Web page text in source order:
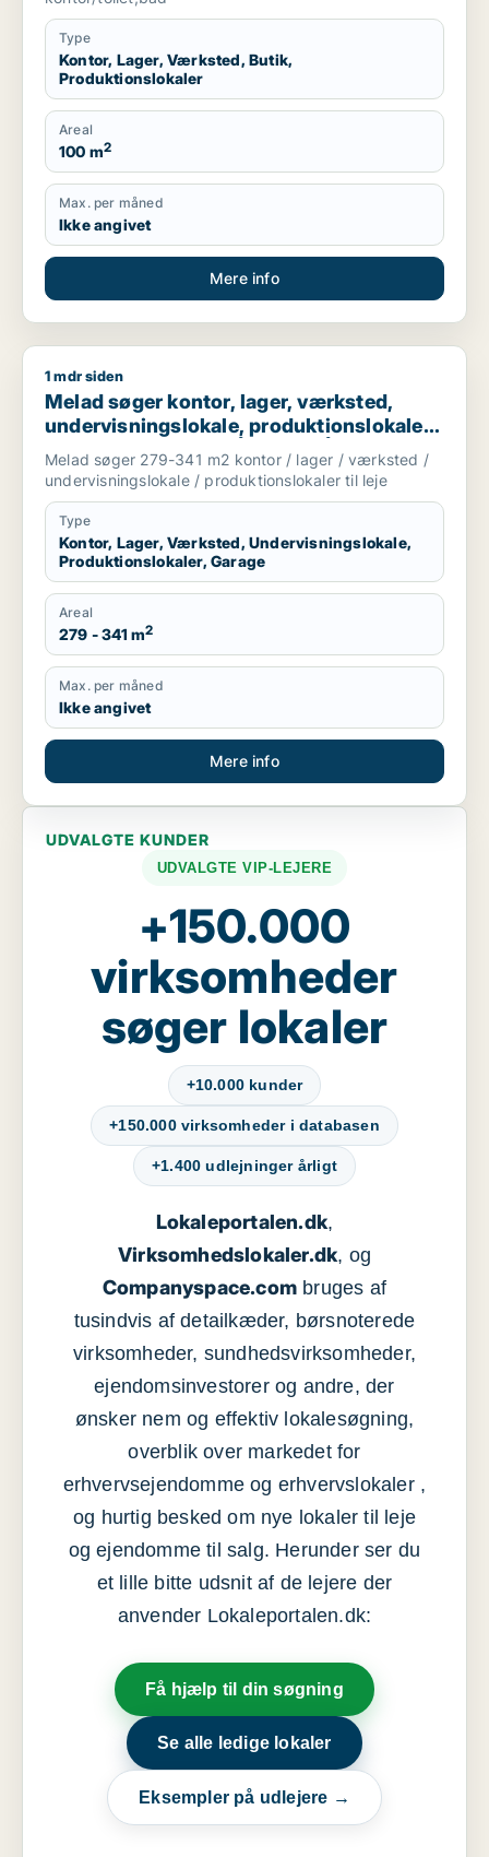
Type
Kontor, Lager, Værksted, Butik,
Produktionslokaler
Areal
100 m2
Max. per måned
Ikke angivet
Mere info
Melad søger kontor, lager, værksted, undervisningslokale,
1 mdr siden
Melad søger kontor, lager, værksted,
undervisningslokale, produktionslokaler
eller garage til leje i Århus N, Århus V eller
Brabrand m.fl.
Melad søger 279-341 m2 kontor / lager / værksted /
undervisningslokale / produktionslokaler til leje
Type
Kontor, Lager, Værksted, Undervisningslokale,
Produktionslokaler, Garage
Areal
279 - 341 m2
Max. per måned
Ikke angivet
Mere info
UDVALGTE KUNDER
UDVALGTE VIP-LEJERE
+150.000
virksomheder
søger lokaler
+10.000 kunder
+150.000 virksomheder i databasen
+1.400 udlejninger årligt
Lokaleportalen.dk,
Virksomhedslokaler.dk, og
Companyspace.com bruges af
tusindvis af detailkæder, børsnoterede
virksomheder, sundhedsvirksomheder,
ejendomsinvestorer og andre, der
ønsker nem og effektiv lokalesøgning,
overblik over markedet for
erhvervsejendomme og erhvervslokaler ,
og hurtig besked om nye lokaler til leje
og ejendomme til salg. Herunder ser du
et lille bitte udsnit af de lejere der
anvender Lokaleportalen.dk:
Få hjælp til din søgning
Se alle ledige lokaler
Eksempler på udlejere →